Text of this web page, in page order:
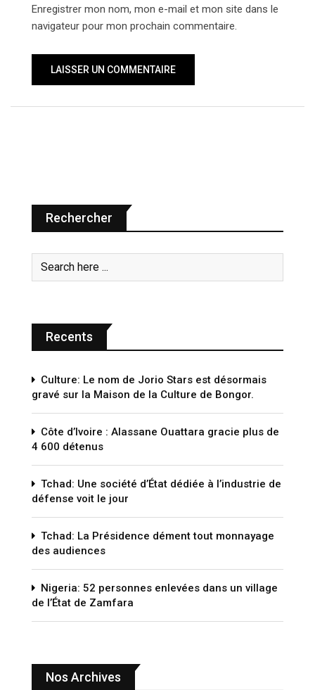
Enregistrer mon nom, mon e-mail et mon site dans le
navigateur pour mon prochain commentaire.
Rechercher
Recents
Culture: Le nom de Jorio Stars est désormais
gravé sur la Maison de la Culture de Bongor.
Côte d’Ivoire : Alassane Ouattara gracie plus de
4 600 détenus
Tchad: Une société d’État dédiée à l’industrie de
défense voit le jour
Tchad: La Présidence dément tout monnayage
des audiences
Nigeria: 52 personnes enlevées dans un village
de l’État de Zamfara
Nos Archives